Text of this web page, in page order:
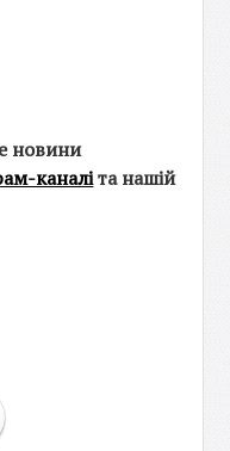
новини
каналіта нашій